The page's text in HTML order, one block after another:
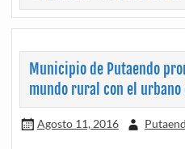
Municipio de Putaendo
mundo rural con el
Agosto 11, 2016